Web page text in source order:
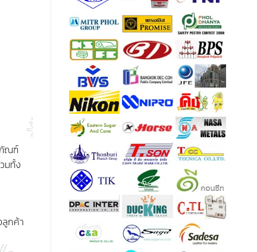
ณฑ์
มทั้ง
กค้า